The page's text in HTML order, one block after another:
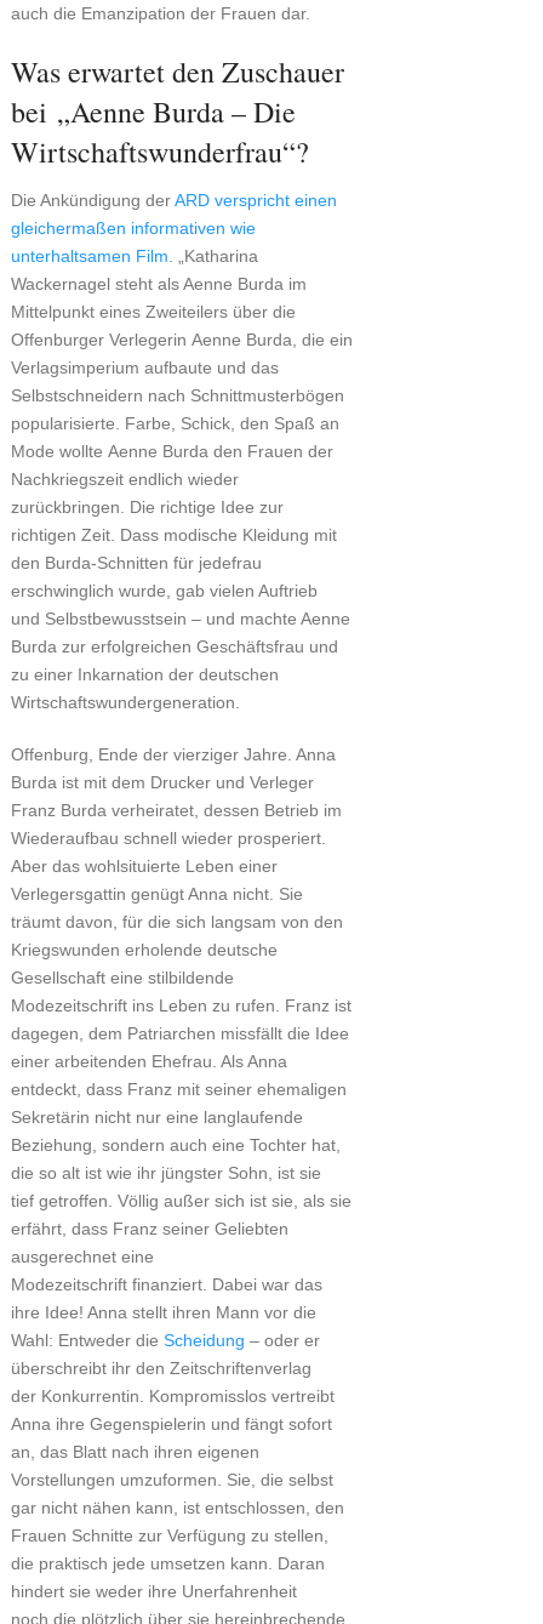
auch die Emanzipation der Frauen dar.
Was erwartet den Zuschauer
bei „Aenne Burda – Die
Wirtschaftswunderfrau“?
Die Ankündigung derARD verspricht einen
gleichermaßen informativen wie
unterhaltsamen Film. „Katharina
Wackernagel steht als Aenne Burda im
Mittelpunkt eines Zweiteilers über die
Offenburger Verlegerin Aenne Burda, die ein
Verlagsimperium aufbaute und das
Selbstschneidern nach Schnittmusterbögen
popularisierte. Farbe, Schick, den Spaß an
Mode wollte Aenne Burda den Frauen der
Nachkriegszeit endlich wieder
zurückbringen. Die richtige Idee zur
richtigen Zeit. Dass modische Kleidung mit
den Burda-Schnitten für jedefrau
erschwinglich wurde, gab vielen Auftrieb
und Selbstbewusstsein – und machte Aenne
Burda zur erfolgreichen Geschäftsfrau und
zu einer Inkarnation der deutschen
Wirtschaftswundergeneration.
Offenburg, Ende der vierziger Jahre. Anna
Burda ist mit dem Drucker und Verleger
Franz Burda verheiratet, dessen Betrieb im
Wiederaufbau schnell wieder prosperiert.
Aber das wohlsituierte Leben einer
Verlegersgattin genügt Anna nicht. Sie
träumt davon, für die sich langsam von den
Kriegswunden erholende deutsche
Gesellschaft eine stilbildende
Modezeitschrift ins Leben zu rufen. Franz ist
dagegen, dem Patriarchen missfällt die Idee
einer arbeitenden Ehefrau. Als Anna
entdeckt, dass Franz mit seiner ehemaligen
Sekretärin nicht nur eine langlaufende
Beziehung, sondern auch eine Tochter hat,
die so alt ist wie ihr jüngster Sohn, ist sie
tief getroffen. Völlig außer sich ist sie, als sie
erfährt, dass Franz seiner Geliebten
ausgerechnet eine
Modezeitschrift finanziert. Dabei war das
ihre Idee! Anna stellt ihren Mann vor die
Wahl: Entweder die Scheidung – oder er
überschreibt ihr den Zeitschriftenverlag
der Konkurrentin. Kompromisslos vertreibt
Anna ihre Gegenspielerin und fängt sofort
an, das Blatt nach ihren eigenen
Vorstellungen umzuformen. Sie, die selbst
gar nicht nähen kann, ist entschlossen, den
Frauen Schnitte zur Verfügung zu stellen,
die praktisch jede umsetzen kann. Daran
hindert sie weder ihre Unerfahrenheit
noch die plötzlich über sie hereinbrechende